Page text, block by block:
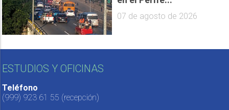
07 de agosto de 2026
ESTUDIOS Y OFICINAS
Teléfono
(999) 923 61 55 (recepción)